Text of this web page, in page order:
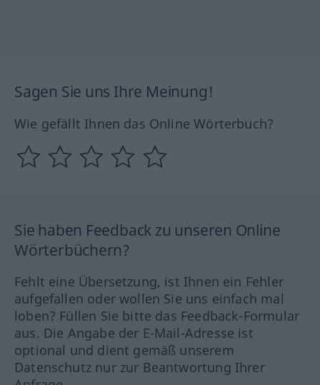
Sagen Sie uns Ihre Meinung!
Wie gefällt Ihnen das Online Wörterbuch?
Sie haben Feedback zu unseren Online
Wörterbüchern?
Fehlt eine Übersetzung, ist Ihnen ein Fehler
aufgefallen oder wollen Sie uns einfach mal
loben? Füllen Sie bitte das Feedback-Formular
aus. Die Angabe der E-Mail-Adresse ist
optional und dient gemäß unserem
Datenschutz nur zur Beantwortung Ihrer